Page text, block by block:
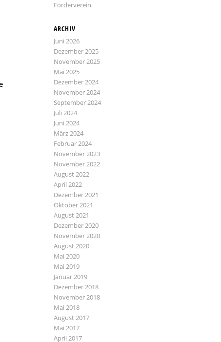
Förderverein
ARCHIV
Juni 2026
Dezember 2025
November 2025
Mai 2025
Dezember 2024
November 2024
September 2024
Juli 2024
Juni 2024
März 2024
Februar 2024
November 2023
November 2022
August 2022
April 2022
Dezember 2021
Oktober 2021
August 2021
Dezember 2020
November 2020
August 2020
Mai 2020
Mai 2019
Januar 2019
Dezember 2018
November 2018
Mai 2018
August 2017
Mai 2017
April 2017